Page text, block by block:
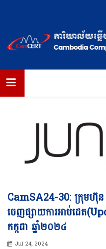
CamSA24-30: ក្រុម
ចេញផ្សាយការអាប់ដេត
កក្កដា ឆ្នាំ២០២៤
Jul 24, 2024